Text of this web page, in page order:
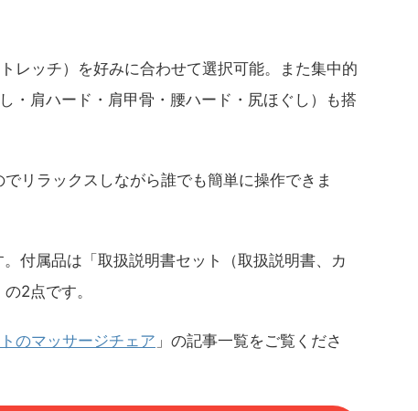
レッチ）を好みに合わせて選択可能。また集中的
・肩ハード・肩甲骨・腰ハード・尻ほぐし）も搭
リラックスしながら誰でも簡単に操作できま
付属品は「取扱説明書セット（取扱説明書、カ
2点です。
のマッサージチェア 」の記事一覧をご覧くださ